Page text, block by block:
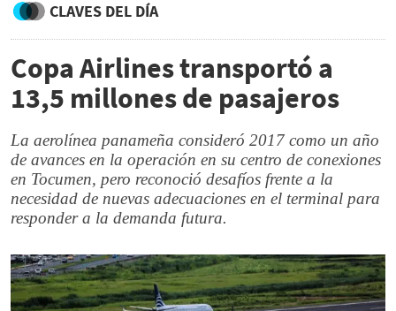
CLAVES DEL DÍA
Copa Airlines transportó a
13,5 millones de pasajeros
La aerolínea panameña consideró 2017 como un año
de avances en la operación en su centro de conexiones
en Tocumen, pero reconoció desafíos frente a la
necesidad de nuevas adecuaciones en el terminal para
responder a la demanda futura.